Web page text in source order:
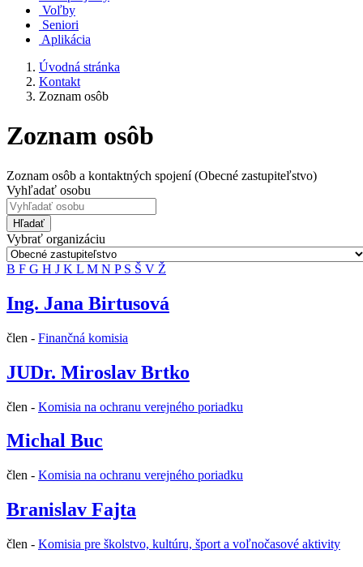
Voľby
Seniori
Aplikácia
Úvodná stránka
Kontakt
Zoznam osôb
Zoznam osôb
Zoznam osôb a kontaktných spojení (Obecné zastupiteľstvo)
Vyhľadať osobu
Hľadať
Vybrať organizáciu
B F G H J K L M N P S Š V Ž
Ing. Jana Birtusová
člen - Finančná komisia
JUDr. Miroslav Brtko
člen - Komisia na ochranu verejného poriadku
Michal Buc
člen - Komisia na ochranu verejného poriadku
Branislav Fajta
člen - Komisia pre školstvo, kultúru, šport a voľnočasové aktivity